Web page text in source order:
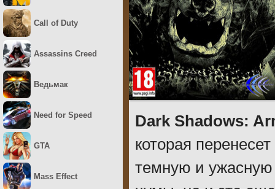
Dark Shadows:
которая
темную и
Call of Duty
Assassins Creed
Ведьмак
Need for Speed
GTA
Mass Effect